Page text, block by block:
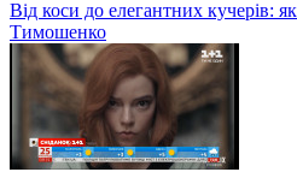
Від коси до елегантних кучерів:
Тимошенко